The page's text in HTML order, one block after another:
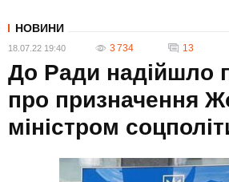
НОВИНИ
18.07.22 19:40 3 734 13
До Ради надійшло
про призначення
міністром